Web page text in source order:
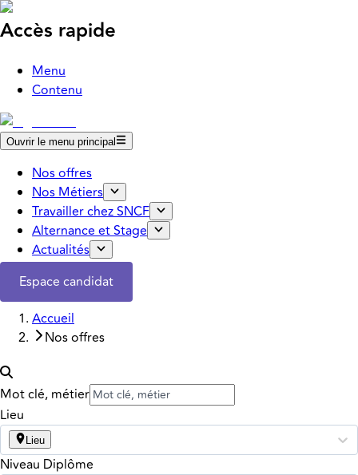
Accès rapide
Menu
Contenu
Ouvrir le menu principal
Nos offres
Nos Métiers
Travailler chez SNCF
Alternance et Stage
Actualités
Espace candidat
Accueil
Nos offres
Mot clé, métier
Lieu
Lieu
Niveau Diplôme